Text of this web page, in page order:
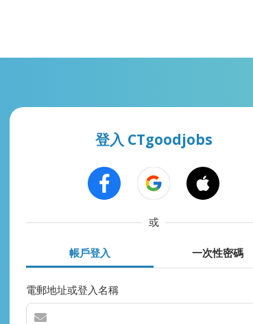
登入 CTgoodjobs
或
帳戶登入 一次性密碼
電郵地址或登入名稱